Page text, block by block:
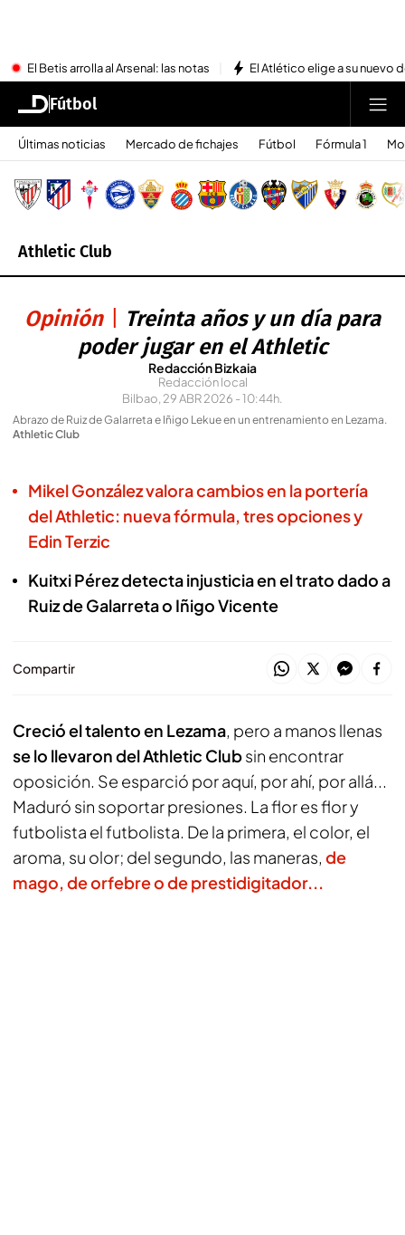
El Betis arrolla al Arsenal: las notas El Atlético elige a su nuevo
Fútbol
Últimas noticias Mercado de fichajes Fútbol Fórmula 1
Athletic Club
Opinión
Treinta años y un día para
poder jugar en el Athletic
Redacción Bizkaia
Redacción local
Bilbao, 29 ABR 2026 - 10:44h.
Abrazo de Ruiz de Galarreta e Iñigo Lekue en un entrenamiento en Lezama.
Athletic Club
Mikel González valora cambios en la portería
del Athletic: nueva fórmula, tres opciones y
Edin Terzic
Kuitxi Pérez detecta injusticia en el trato dado a
Ruiz de Galarreta o Iñigo Vicente
Compartir
Creció el talento en Lezama, pero a manos llenas
se lo llevaron del Athletic Clubsin encontrar
oposición. Se esparció por aquí, por ahí, por allá...
Maduró sin soportar presiones. La flor es flor y
futbolista el futbolista. De la primera, el color, el
aroma, su olor; del segundo, las maneras, de
mago, de orfebre o de prestidigitador...